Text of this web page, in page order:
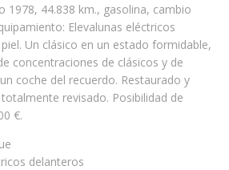
1978, 44.838 km., gasolina, cambio
Elevalunas eléctricos
Un clásico en un estado formidable,
concentraciones de clásicos y de
coche del recuerdo. Restaurado y
revisado. Posibilidad de
€.
delanteros